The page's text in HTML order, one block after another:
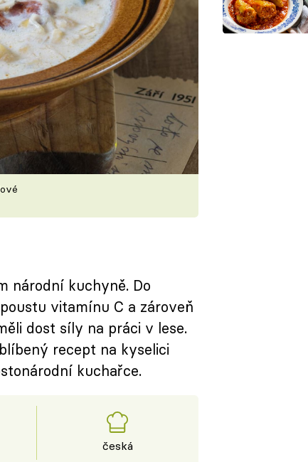
národní kuchyně. Do
vitamínu C a zároveň
dost síly na práci v lese.
recept na kyselici
kuchařce.
česká